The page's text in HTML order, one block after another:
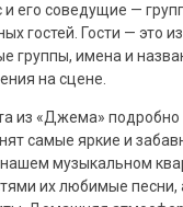
и его соведущие —
гостей. Гости — это
группы, имена и
на сцене.
из «Джема» подробно
самые яркие и
музыкальном
их любимые песни,